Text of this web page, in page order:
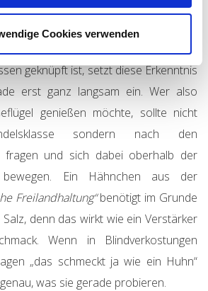
Cookies verwenden
auch mit 70% Getreide im Futter
Mix entsprechend geschrotet.
die geschmackliche Differenzierung
geknüpft ist, setzt diese Erkenntnis
erst ganz langsam ein. Wer also
genießen möchte, sollte nicht
sondern nach den
fragen und sich dabei oberhalb der
Ein Hähnchen aus der
Freilandhaltung“benötigt im Grunde
denn das wirkt wie ein Verstärker
Wenn in Blindverkostungen
„das schmeckt ja wie ein Huhn“
was sie gerade probieren.